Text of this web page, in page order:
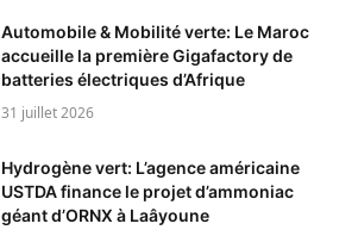
Automobile & Mobilité verte: Le Maroc
accueille la première Gigafactory de
batteries électriques d’Afrique
31 juillet 2026
Hydrogène vert: L’agence américaine
USTDA finance le projet d’ammoniac
géant d’ORNX à Laâyoune